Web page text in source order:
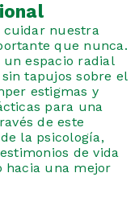
cuidar nuestra
que nunca.
espacio radial
tapujos sobre el
estigmas y
para una
de este
la psicología,
de vida
hacia una mejor